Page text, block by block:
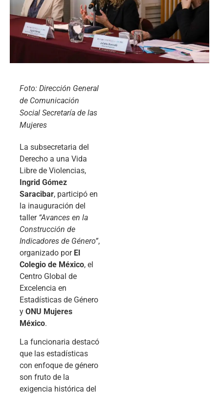
Foto: Dirección General
de Comunicación
Social Secretaría de las
Mujeres
La subsecretaria del
Derecho a una Vida
Libre de Violencias,
Ingrid Gómez
Saracibar, participó en
la inauguración del
taller “Avances en la
Construcción de
Indicadores de Género”,
organizado por El
Colegio de México, el
Centro Global de
Excelencia en
Estadísticas de Género
y ONU Mujeres
México.
La funcionaria destacó
que las estadísticas
con enfoque de género
son fruto de la
exigencia histórica del